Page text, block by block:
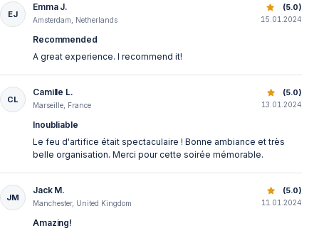
Rejs Sylwestrowy po Bosforze: Kolacja, Muzyka i
EJ
Emma J.
Amsterdam, Netherlands
(5.0)
15.01.2024
Recommended
A great experience. I recommend it!
Rejs Sylwestrowy po Bosforze: Kolacja, Muzyka i
CL
Camille L.
Marseille, France
(5.0)
13.01.2024
Inoubliable
Le feu d'artifice était spectaculaire ! Bonne ambiance et très
belle organisation. Merci pour cette soirée mémorable.
Rejs Sylwestrowy po Bosforze: Kolacja, Muzyka i
JM
Jack M.
Manchester, United Kingdom
(5.0)
11.01.2024
Amazing!